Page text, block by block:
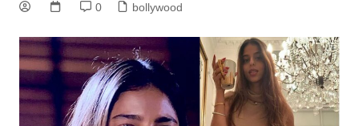
0 bollywood